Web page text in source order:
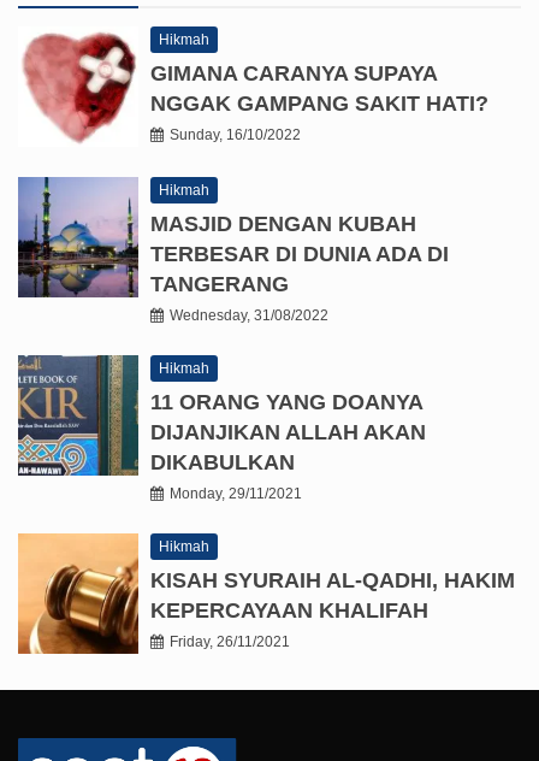
Hikmah
GIMANA CARANYA SUPAYA
NGGAK GAMPANG SAKIT HATI?
Sunday, 16/10/2022
Hikmah
MASJID DENGAN KUBAH
TERBESAR DI DUNIA ADA DI
TANGERANG
Wednesday, 31/08/2022
Hikmah
11 ORANG YANG DOANYA
DIJANJIKAN ALLAH AKAN
DIKABULKAN
Monday, 29/11/2021
Hikmah
KISAH SYURAIH AL-QADHI, HAKIM
KEPERCAYAAN KHALIFAH
Friday, 26/11/2021